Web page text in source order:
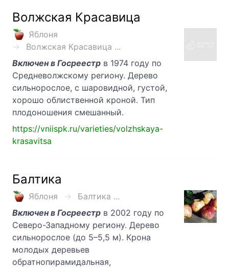
Волжская Красавица
Яблоня
Волжская Красавица ...
Включен в Госреестр в 1974 году по
Средневолжскому региону. Дерево
сильнорослое, с шаровидной, густой,
хорошо облиственной кроной. Тип
плодоношения смешанный.
https://vniispk.ru/varieties/volzhskaya-
krasavitsa
Балтика
Яблоня
Балтика ...
Включен в Госреестр в 2002 году по
Северо-Западному региону. Дерево
сильнорослое (до 5–5,5 м). Крона
молодых деревьев
обратнопирамидальная,